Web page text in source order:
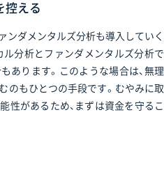
控える
ンダメンタルズ分析も導入していく
ル分析とファンダメンタルズ分析で
あります。このような場合は、無理
のもひとつの手段です。むやみに取
性があるため、まずは資金を守るこ